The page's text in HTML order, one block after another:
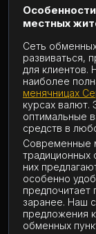
местных
Сеть
развиваться,
для клиентов.
наиболее
менячницах
курсах валют.
оптимальные
средств в
Современные
традиционных
них
особенно
предпочитает
заранее. Наш
предложения
обменных